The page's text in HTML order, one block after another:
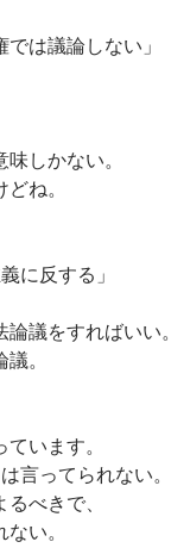
では議論しない」
しかない。
ね。
に反する」
議をすればいい。
。
います。
言ってられない。
べきで、
い。